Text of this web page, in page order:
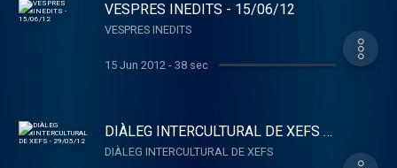
VESPRES INEDITS - 15/06/12
VESPRES INEDITS
15 Jun 2012 - 38 sec
DIÀLEG INTERCULTURAL DE XEFS -
29/05/12
DIÀLEG INTERCULTURAL DE XEFS